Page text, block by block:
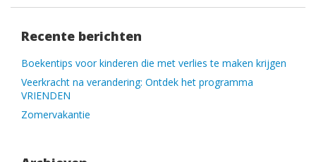
Recente berichten
Boekentips voor kinderen die met verlies te maken krijgen
Veerkracht na verandering: Ontdek het programma
VRIENDEN
Zomervakantie